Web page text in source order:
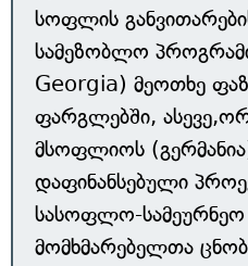
სოფლის
სამეზობლო
Georgia) მეოთხე
ფარგლებში,
მსოფლიოს
დაფინანსებული
სასოფლო-სამეურნეო
მომხმარებელთა